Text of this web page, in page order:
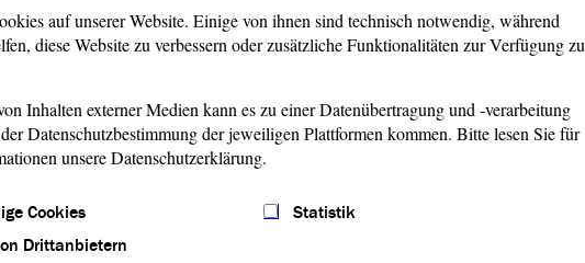
является детальное и компетентное
или заявления. Для этого на слушаниях выступают
рекомендация резолюции для пленарного
пытаются достичь консенсоспособного
открытые заседания. Для обеспечения
общественность влияния на формирование
прозрачности на пути к решениям, комитеты
auf unserer Website. Einige von ihnen sind technisch notwendig, während
diese Website zu verbessern oder zusätzliche Funktionalitäten zur Verfügung zu
Inhalten externer Medien kann es zu einer Datenübertragung und -verarbeitung
Datenschutzbestimmung der jeweiligen Plattformen kommen. Bitte lesen Sie für
unsere Datenschutzerklärung.
Cookies
Statistik
Drittanbietern